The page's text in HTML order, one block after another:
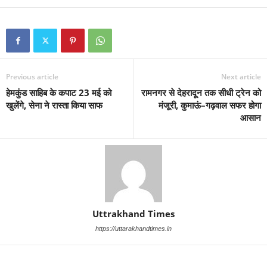
Previous article
हेमकुंड साहिब के कपाट 23 मई को
खुलेंगे, सेना ने रास्ता किया साफ
Next article
रामनगर से देहरादून तक सीधी ट्रेन को
मंजूरी, कुमाऊं–गढ़वाल सफर होगा
आसान
Uttrakhand Times
https://uttarakhandtimes.in